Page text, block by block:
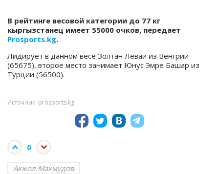
В рейтинге весовой категории до 77 кг
кыргызстанец имеет 55000 очков, передает
Prosports.kg.
Лидирует в данном весе Золтан Леваи из Венгрии
(65675), второе место занимает Юнус Эмре Башар из
Турции (56500).
Источник: prosports.kg
0
Акжол Махмудов